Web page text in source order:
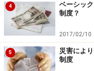
の支給対象となります。
ただし、退職日に出勤
り、退職後の支給は受
す。退職前後の対応に
4
ベーシッ
制度？
2017/02/10
5
災害によ
制度